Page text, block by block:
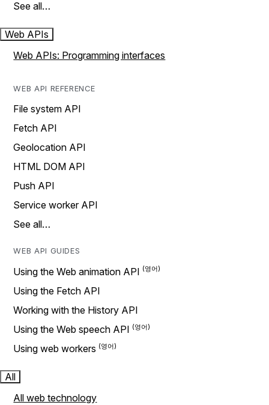
See all…
Web APIs
Web APIs: Programming interfaces
WEB API REFERENCE
File system API
Fetch API
Geolocation API
HTML DOM API
Push API
Service worker API
See all…
WEB API GUIDES
Using the Web animation API
Using the Fetch API
Working with the History API
Using the Web speech API
Using web workers
All
All web technology